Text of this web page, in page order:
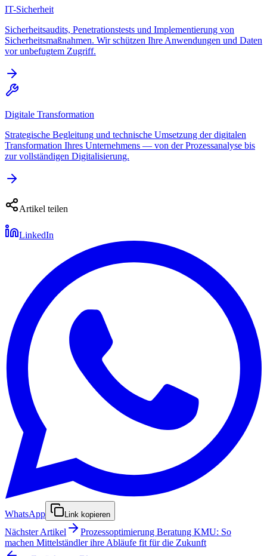
IT-Sicherheit
Sicherheitsaudits, Penetrationstests und Implementierung von
Sicherheitsmaßnahmen. Wir schützen Ihre Anwendungen und Daten
vor unbefugtem Zugriff.
Digitale Transformation
Strategische Begleitung und technische Umsetzung der digitalen
Transformation Ihres Unternehmens — von der Prozessanalyse bis
zur vollständigen Digitalisierung.
Artikel teilen
LinkedIn
WhatsApp Link kopieren
Nächster Artikel
Prozessoptimierung Beratung KMU: So
machen Mittelständler ihre Abläufe fit für die Zukunft